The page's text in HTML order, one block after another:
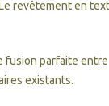
revêtement en
fusion parfaite entre
existants.